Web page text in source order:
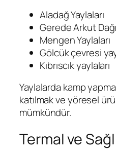
Aladağ Yaylaları
Gerede Arkut
Mengen Yaylaları
Gölcük çevresi
Kıbrıscık yaylaları
Yaylalarda kamp
katılmak ve yöresel
mümkündür.
Termal ve